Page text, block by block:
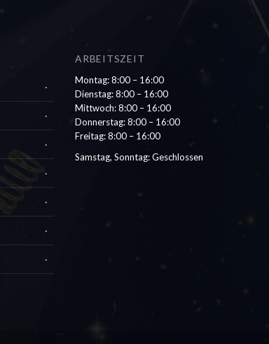
ARBEITSZEIT
Montag: 8:00 – 16:00
Dienstag: 8:00 – 16:00
Mittwoch: 8:00 – 16:00
Donnerstag: 8:00 – 16:00
Freitag: 8:00 – 16:00
Samstag, Sonntag: Geschlossen